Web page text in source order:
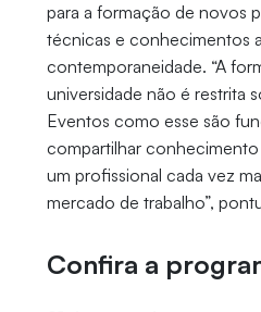
para a formação de novos
técnicas e conhecimentos
contemporaneidade. “A
universidade não é restrita
Eventos como esse são
compartilhar
um profissional cada vez
mercado de trabalho”,
Confira a